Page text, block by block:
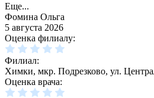
Еще...
Фомина Ольга
5 августа 2026
Оценка филиалу:
Филиал:
Химки, мкр. Подрезково, ул.
Оценка врача: